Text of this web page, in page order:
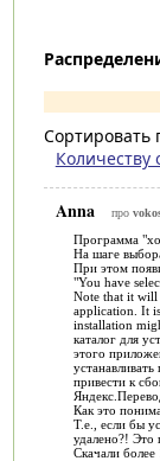
Сортировать
Количеству
Anna про
Программа
На шаге
При этом
"You have
Note that it will
application. It
installation
каталог для
этого
привести к
Как это
Т.е., если бы
удалено?! Это
Скачали